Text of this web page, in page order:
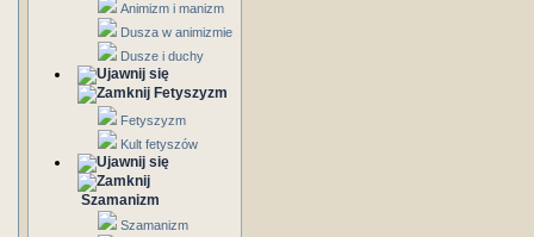
Animizm i manizm
Dusza w animizmie
Dusze i duchy
Fetyszyzm
Fetyszyzm
Kult fetyszów
Szamanizm
Szamanizm